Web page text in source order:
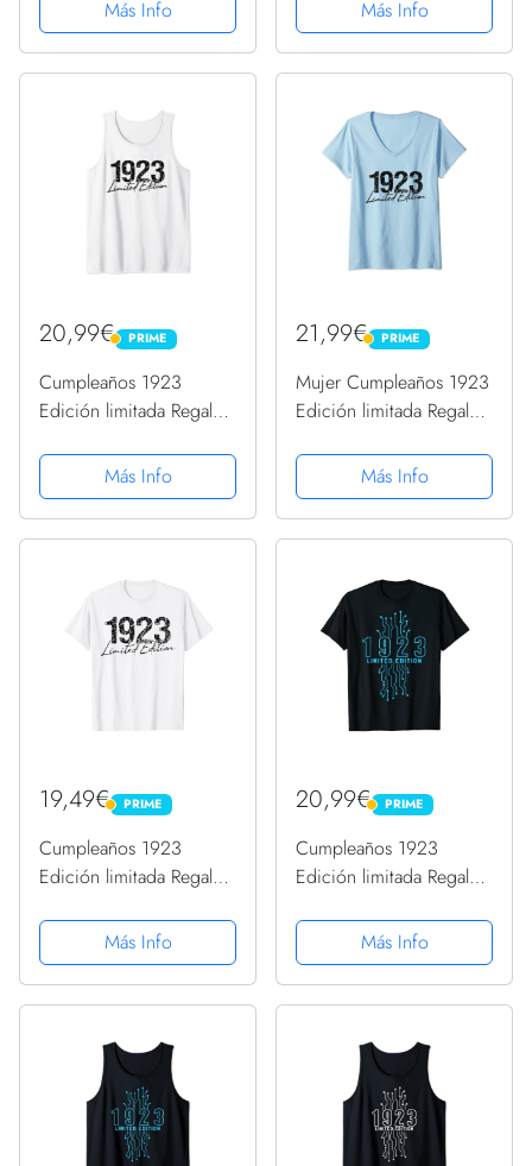
Más Info
Camiseta
Más Info
20,99€ PRIME
PRIME
Cumpleaños 1923
Edición limitada Regalo
Camiseta sin Mangas
Más Info
21,99€ PRIME
PRIME
Mujer Cumpleaños 1923
Edición limitada Regalo
Camiseta Cuello V
Más Info
19,49€ PRIME
PRIME
Cumpleaños 1923
Edición limitada Regalo
CamisetaMás Info
20,99€ PRIME
PRIME
Cumpleaños 1923
Edición limitada Regalo
CamisetaMás Info